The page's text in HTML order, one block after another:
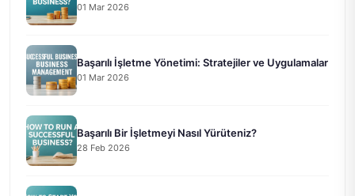
01 Mar 2026
Başarılı İşletme Yönetimi: Stratejiler ve Uygulamalar
01 Mar 2026
Başarılı Bir İşletmeyi Nasıl Yürüteniz?
28 Feb 2026